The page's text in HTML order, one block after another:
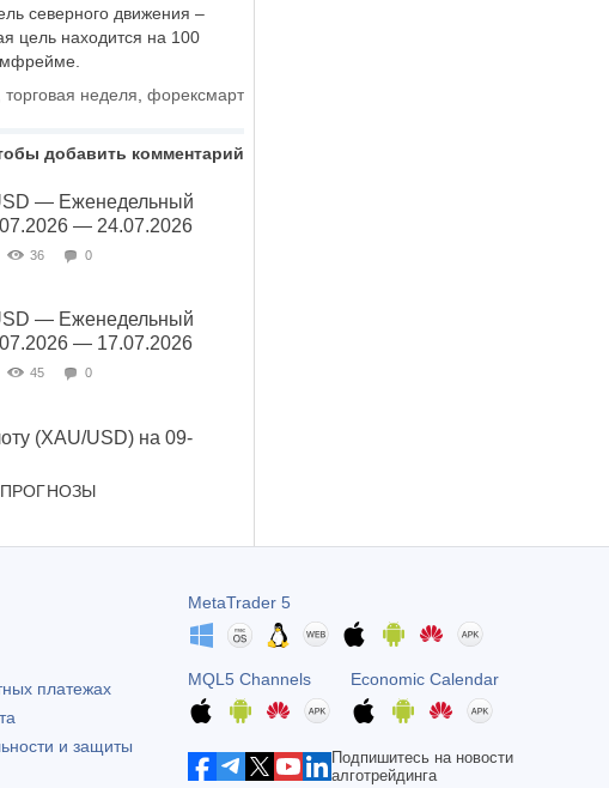
северного движения –
цель находится на 100
торговая неделя форексмарт
добавить комментарий
— Еженедельный
— 24.07.2026
36 0
— Еженедельный
— 17.07.2026
45 0
(XAU/USD) на 09-
платежах
и защиты
MetaTrader 5
MQL5 Channels Economic Calendar
Подпишитесь на новости
алготрейдинга